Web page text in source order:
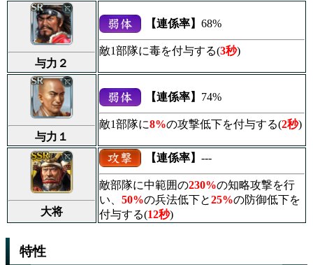
与力２
【連係率】 68%
敵1部隊に毒を付与する(3秒)
与力１
【連係率】 74%
敵1部隊に8%の攻撃低下を付与する(2秒)
大将
【連係率】 ---
敵部隊に中範囲の230%の知略攻撃を行
い、 50%の兵法低下と25%の防御低下を
付与する(12秒)
特性